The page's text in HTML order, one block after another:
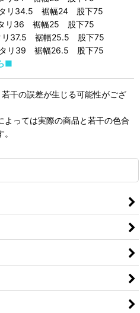
リ34.5 裾幅24 股下75
リ36 裾幅25 股下75
37.5 裾幅25.5 股下75
リ39 裾幅26.5 股下75
■
干の誤差が生じる可能性がござ
っては実際の商品と若干の色合